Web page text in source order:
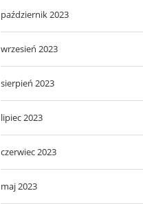
październik 2023
wrzesień 2023
sierpień 2023
lipiec 2023
czerwiec 2023
maj 2023